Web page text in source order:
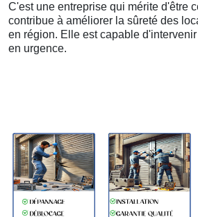
C'est une entreprise qui mérite d'être
contribue à améliorer la sûreté des
en région. Elle est capable
en urgence.